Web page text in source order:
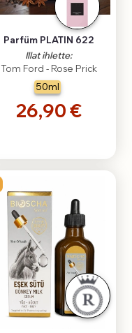
Parfüm PLATIN 622
Illat ihlette:
Tom Ford - Rose Prick
50ml
26,90 €